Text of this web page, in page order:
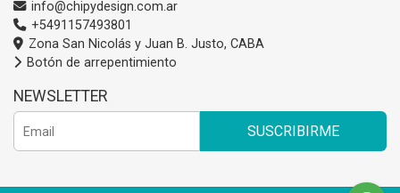
info@chipydesign.com.ar
+5491157493801
Zona San Nicolás y Juan B. Justo, CABA
Botón de arrepentimiento
NEWSLETTER
SUSCRIBIRME